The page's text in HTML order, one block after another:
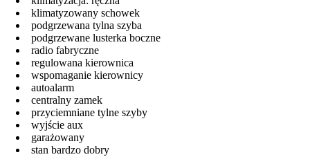
klimatyzowany schowek
podgrzewana tylna szyba
podgrzewane lusterka boczne
radio fabryczne
regulowana kierownica
wspomaganie kierownicy
autoalarm
centralny zamek
przyciemniane tylne szyby
wyjście aux
garażowany
stan bardzo dobry